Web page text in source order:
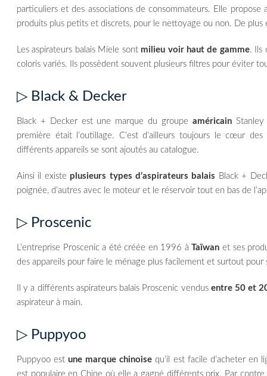
particuliers et des associations de consommateurs. Elle
produits plus petits et discrets, pour le nettoyage ou non. De
Les aspirateurs balais Miele sont milieu voir haut de gamme. Ils
coloris variés. Ils possèdent souvent plusieurs filtres pour éviter
▷ Black & Decker
Black + Decker est une marque du groupe américainStanley
première était l’outillage. C’est d’ailleurs toujours le cœur
différents appareils se sont ajoutés au catalogue.
Ainsi il existe plusieurs types d’aspirateurs balais Black +
poignée, d’autres avec le moteur et le réservoir tout en bas de
▷ Proscenic
L’entreprise Proscenic a été créée en 1996 àTaïwan et ses
des appareils pour faire le ménage plus facilement et surtout pour
Il y a différents aspirateurs balais Proscenic vendus entre 50 et
aspirateur à main.
▷ Puppyoo
Puppyoo estune marque chinoise qu’il est facile d’acheter en
est populaire en Chine où elle a gagné différents prix. Par